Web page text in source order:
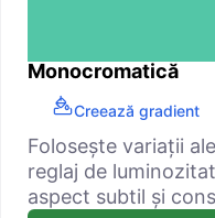
Monocromatică
Creează gradient
Folosește variații
reglaj de
aspect subtil și